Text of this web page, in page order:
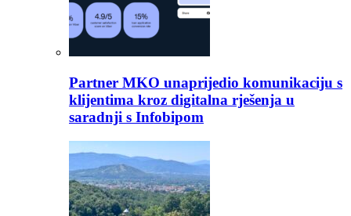
Partner MKO unaprijedio komunikaciju s
klijentima kroz digitalna rješenja u
saradnji s Infobipom